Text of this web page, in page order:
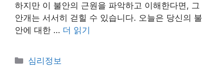
하지만 이 불안의 근원을 파악하고 이해한다면, 그
안개는 서서히 걷힐 수 있습니다. 오늘은 당신의 불
안에 대한 … 더 읽기
카
심리정보